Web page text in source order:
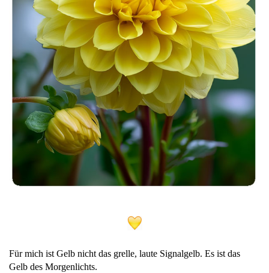
Für mich ist Gelb nicht das grelle, laute Signalgelb. Es ist das
Gelb des Morgenlichts.